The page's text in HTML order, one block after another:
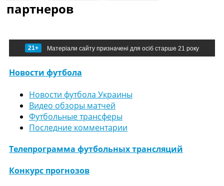
партнеров
21+ Матеріали сайту призначені для осіб старше 21 року
Новости футбола
Новости футбола Украины
Видео обзоры матчей
Футбольные трансферы
Последние комментарии
Телепрограмма футбольных трансляций
Конкурс прогнозов